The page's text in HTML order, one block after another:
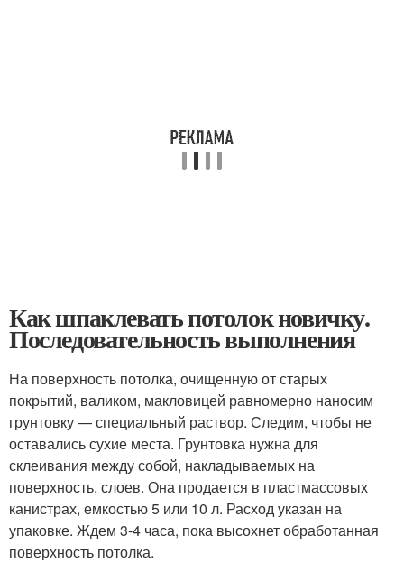
Как шпаклевать потолок новичку.
Последовательность выполнения
На поверхность потолка, очищенную от старых
покрытий, валиком, макловицей равномерно наносим
грунтовку — специальный раствор. Следим, чтобы не
оставались сухие места. Грунтовка нужна для
склеивания между собой, накладываемых на
поверхность, слоев. Она продается в пластмассовых
канистрах, емкостью 5 или 10 л. Расход указан на
упаковке. Ждем 3-4 часа, пока высохнет обработанная
поверхность потолка.